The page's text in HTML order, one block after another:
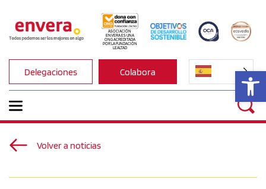
ASOCIACIÓN
ENVERA ES UNA
ONG ACREDITADA
POR LA FUNDACIÓN
LEALTAD
Delegaciones Colabora
Volver a noticias